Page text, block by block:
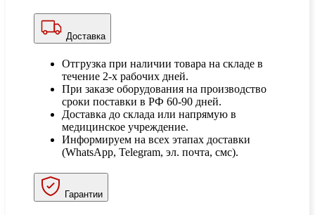
Доставка
Отгрузка при наличии товара на складе в
течение 2-х рабочих дней.
При заказе оборудования на производство
сроки поставки в РФ 60-90 дней.
Доставка до склада или напрямую в
медицинское учреждение.
Информируем на всех этапах доставки
(WhatsApp, Telegram, эл. почта, смс).
Гарантии